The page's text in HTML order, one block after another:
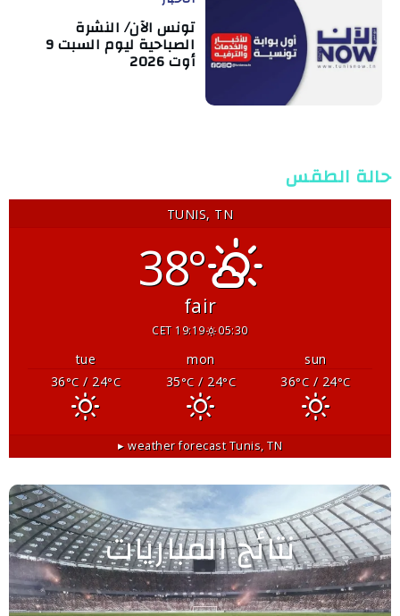
تونس الآن/ النشرة
الصباحية ليوم السبت 9
أوت 2026
حالة الطقس
TUNIS, TN
38°
fair
05:30
19:19 CET
sun
mon
tue
36°C/ 24°C
35°C/ 24°C
36°C/ 24°C
Tunis, TN
weather forecast ▸
نتائج المباريات